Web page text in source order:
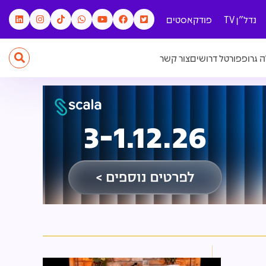
נדל"ן TV פודקאסטים
גרופפורטל דרושיםצור קשר